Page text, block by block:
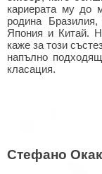
кариерата му до
родина
Япония и Китай.
каже за този
напълно
класация.
Стефано